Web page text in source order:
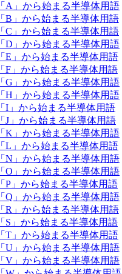
「A」から始まる半導体用語
「B」から始まる半導体用語
「C」から始まる半導体用語
「D」から始まる半導体用語
「E」から始まる半導体用語
「F」から始まる半導体用語
「G」から始まる半導体用語
「H」から始まる半導体用語
「I」から始まる半導体用語
「J」から始まる半導体用語
「K」から始まる半導体用語
「L」から始まる半導体用語
「N」から始まる半導体用語
「O」から始まる半導体用語
「P」から始まる半導体用語
「Q」から始まる半導体用語
「R」から始まる半導体用語
「S」から始まる半導体用語
「T」から始まる半導体用語
「U」から始まる半導体用語
「V」から始まる半導体用語